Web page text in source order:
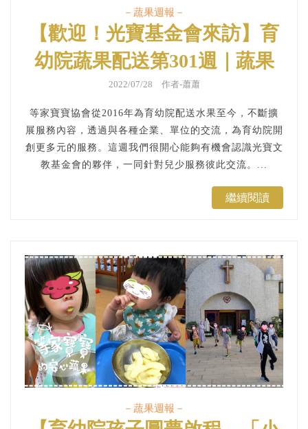
－蔬果週報－
【歡迎！光寶基金會來訪】育
幼院蔬果配送第301週｜蔬果
週報
2022/07/28 作者-蕭蕭
等家寶寶協會從2016年為育幼院配送水果至今，不斷擴
展服務內容，透過與各種企業、單位的交流，為育幼院開
創更多元的服務。這週我們很開心能夠有機會認識光寶文
教基金會的夥伴，一同針對兒少服務彼此交流。...
繼續閱讀
－蔬果週報－